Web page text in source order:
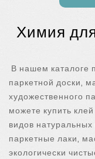
Химия
В нашем каталоге
паркетной доски,
художественного
можете купить
видов
паркетные лаки,
экологически